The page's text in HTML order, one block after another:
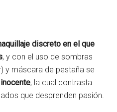
discreto en el que
, y con el uso de sombras
y máscara de pestaña se
, la cual contrasta
que desprenden pasión.